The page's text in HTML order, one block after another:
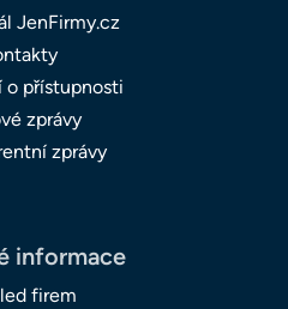
JenFirmy.cz
o přístupnosti
zprávy
zprávy
informace
firem